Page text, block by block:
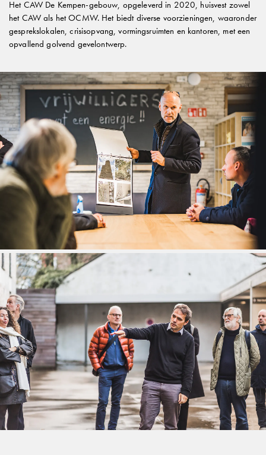
Lommel SK promoveert - de impact van architectuur
24 MAY 2026
Woning LB — Een dialoog tussen verleden en
toekomst
05 MAR 2026
Het CAW De Kempen-gebouw, opgeleverd in 2020, huisvest zowel
het CAW als het OCMW. Het biedt diverse voorzieningen, waaronder
gesprekslokalen, crisisopvang, vormingsruimten en kantoren, met een
opvallend golvend gevelontwerp.